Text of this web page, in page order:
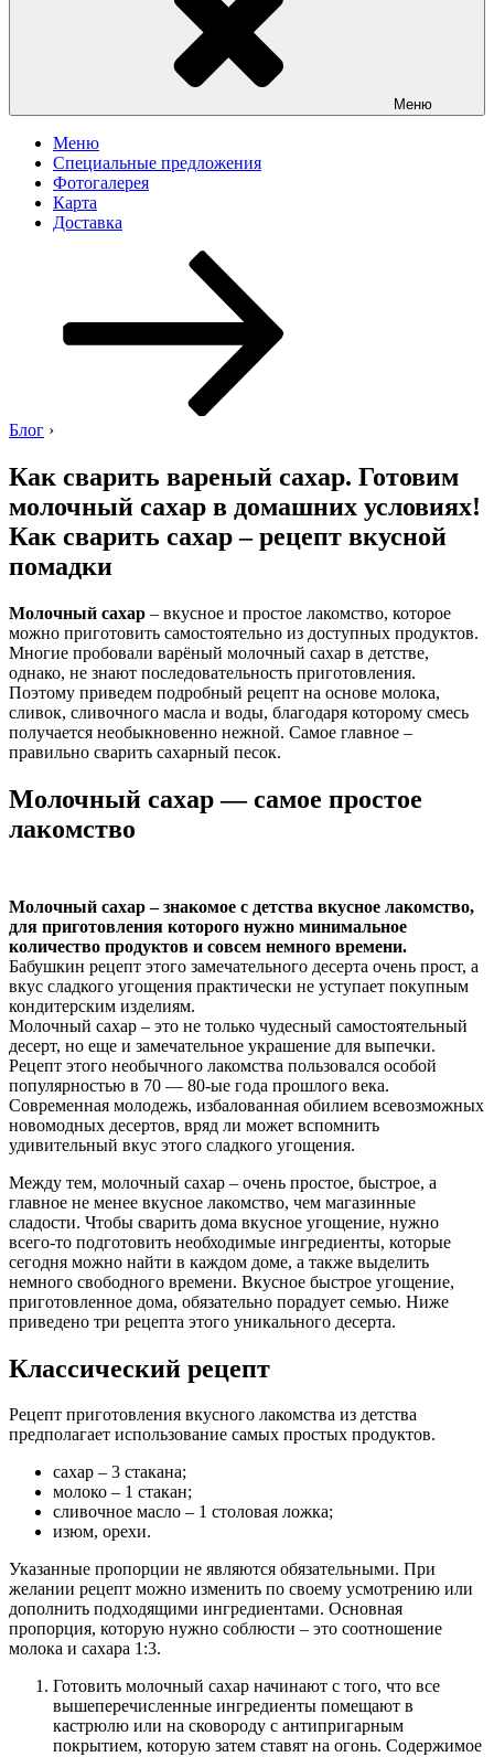
Меню
Меню
Специальные предложения
Фотогалерея
Карта
Доставка
Блог ›
Как сварить вареный сахар. Готовим
молочный сахар в домашних условиях!
Как сварить сахар – рецепт вкусной
помадки
Молочный сахар – вкусное и простое лакомство, которое
можно приготовить самостоятельно из доступных продуктов.
Многие пробовали варёный молочный сахар в детстве,
однако, не знают последовательность приготовления.
Поэтому приведем подробный рецепт на основе молока,
сливок, сливочного масла и воды, благодаря которому смесь
получается необыкновенно нежной. Самое главное –
правильно сварить сахарный песок.
Молочный сахар — самое простое
лакомство
Молочный сахар – знакомое с детства вкусное лакомство,
для приготовления которого нужно минимальное
количество продуктов и совсем немного времени.
Бабушкин рецепт этого замечательного десерта очень прост, а
вкус сладкого угощения практически не уступает покупным
кондитерским изделиям.
Молочный сахар – это не только чудесный самостоятельный
десерт, но еще и замечательное украшение для выпечки.
Рецепт этого необычного лакомства пользовался особой
популярностью в 70 — 80-ые года прошлого века.
Современная молодежь, избалованная обилием всевозможных
новомодных десертов, вряд ли может вспомнить
удивительный вкус этого сладкого угощения.
Между тем, молочный сахар – очень простое, быстрое, а
главное не менее вкусное лакомство, чем магазинные
сладости. Чтобы сварить дома вкусное угощение, нужно
всего-то подготовить необходимые ингредиенты, которые
сегодня можно найти в каждом доме, а также выделить
немного свободного времени. Вкусное быстрое угощение,
приготовленное дома, обязательно порадует семью. Ниже
приведено три рецепта этого уникального десерта.
Классический рецепт
Рецепт приготовления вкусного лакомства из детства
предполагает использование самых простых продуктов.
сахар – 3 стакана;
молоко – 1 стакан;
сливочное масло – 1 столовая ложка;
изюм, орехи.
Указанные пропорции не являются обязательными. При
желании рецепт можно изменить по своему усмотрению или
дополнить подходящими ингредиентами. Основная
пропорция, которую нужно соблюсти – это соотношение
молока и сахара 1:3.
Готовить молочный сахар начинают с того, что все
вышеперечисленные ингредиенты помещают в
кастрюлю или на сковороду с антипригарным
покрытием, которую затем ставят на огонь. Содержимое